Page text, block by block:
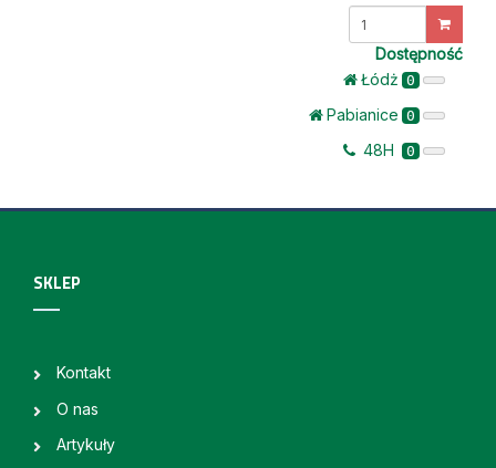
Dostępność
Łódż 0
Pabianice 0
48H 0
SKLEP
Kontakt
O nas
Artykuły